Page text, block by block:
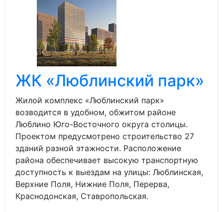
ЖК «Люблинский парк»
Жилой комплекс «Люблинский парк»
возводится в удобном, обжитом районе
Люблино Юго-Восточного округа столицы.
Проектом предусмотрено строительство 27
зданий разной этажности. Расположение
района обеспечивает высокую транспортную
доступность к выездам на улицы: Люблинская,
Верхние Поля, Нижние Поля, Перерва,
Краснодонская, Ставропольская.